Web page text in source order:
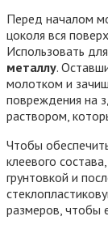
Перед началом
цоколя вся
Использовать
металлу.
молотком и
повреждения на
раствором,
Чтобы
клеевого
грунтовкой и
размеров, чтобы